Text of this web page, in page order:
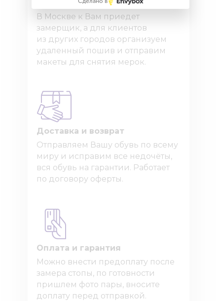
Доставка и возврат
В Москве к Вам приедет
замерщик, а для клиентов
из других городов организуем
удаленный пошив и отправим
макеты для снятия мерок.
Как узнать точный размер?
Отправляем Вашу обувь по всему
миру и исправим все недочёты,
вся обувь на гарантии. Работает
по договору оферты.
Оплата и гарантия
Можно внести предоплату после
замера стопы, по готовности
пришлем фото пары, вносите
доплату перед отправкой.